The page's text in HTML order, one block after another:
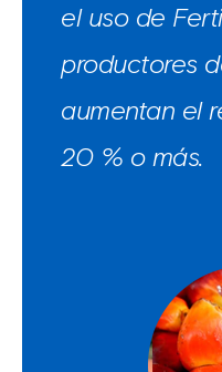
el uso de
productores
aumentan el
20 % o más.